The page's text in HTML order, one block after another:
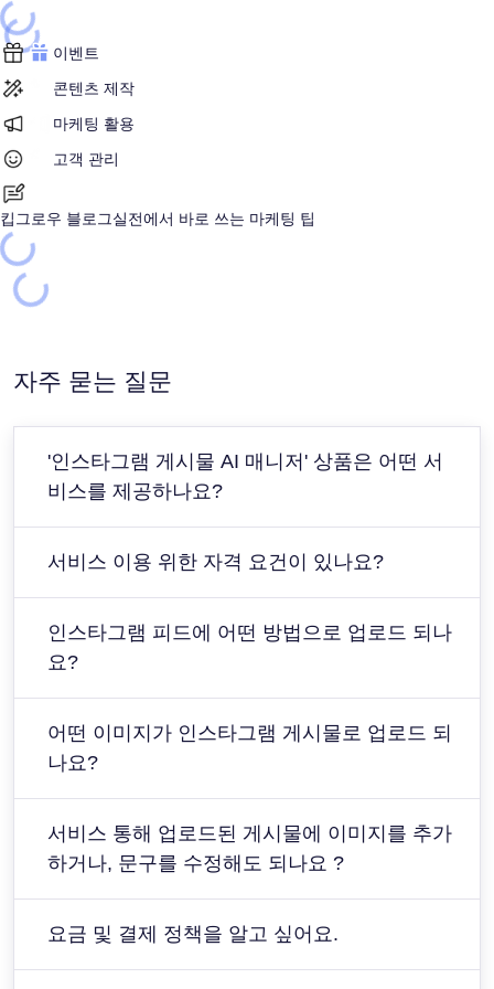
Loading...
이벤트
콘텐츠 제작
마케팅 활용
고객 관리
킵그로우 블로그실전에서 바로 쓰는 마케팅 팁
Loading...
자주 묻는 질문
'인스타그램 게시물 AI 매니저' 상품은 어떤 서
비스를 제공하나요?
서비스 이용 위한 자격 요건이 있나요?
인스타그램 피드에 어떤 방법으로 업로드 되나
요?
어떤 이미지가 인스타그램 게시물로 업로드 되
나요?
서비스 통해 업로드된 게시물에 이미지를 추가
하거나, 문구를 수정해도 되나요 ?
요금 및 결제 정책을 알고 싶어요.